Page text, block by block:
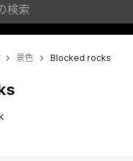
景色 Blocked rocks